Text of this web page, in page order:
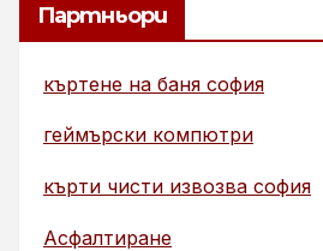
Партньори
къртене на баня софия
геймърски компютри
кърти чисти извозва софия
Асфалтиране